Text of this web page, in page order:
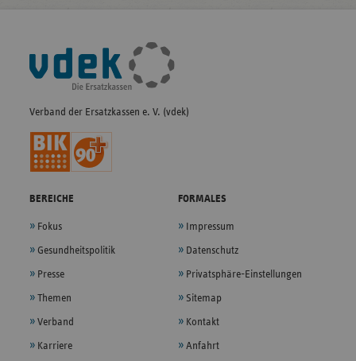
Fußleisten-
Navigation
Verband der Ersatzkassen e. V. (vdek)
BEREICHE
Fokus
Gesundheitspolitik
Presse
Themen
Verband
Karriere
FORMALES
Impressum
Datenschutz
Privatsphäre-Einstellungen
Sitemap
Kontakt
Anfahrt